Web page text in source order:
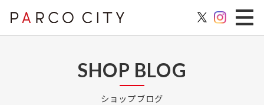
SHOP BLOG
ショップブログ